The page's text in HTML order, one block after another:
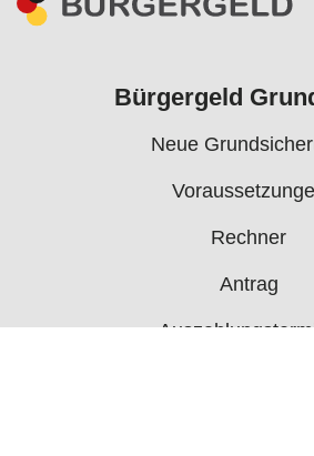
Bürgergeld
Neue
Rechner
Antrag